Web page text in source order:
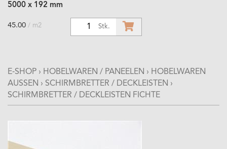
5000 x 192 mm
Stk.
45.00 / m2
E-SHOP › HOBELWAREN / PANEELEN › HOBELWAREN
AUSSEN › SCHIRMBRETTER / DECKLEISTEN ›
SCHIRMBRETTER / DECKLEISTEN FICHTE